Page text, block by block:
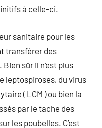
à celle-ci.
sanitaire pour les
transférer des
sûr il n’est plus
leptospiroses, du virus
( LCM ) ou bien la
par le tache des
les poubelles. C’est